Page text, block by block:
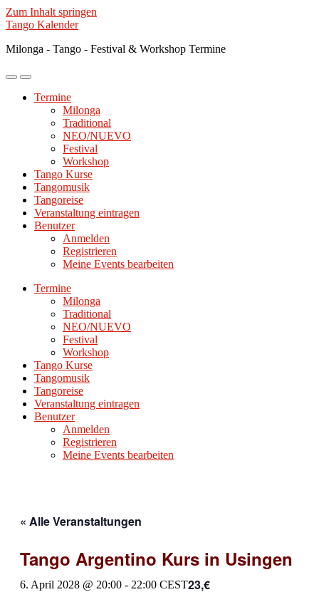
Zum Inhalt springen
Tango Kalender
Milonga - Tango - Festival & Workshop Termine
Mobile-
ein-/ausblenden
Suchfeld
ein-/ausblenden
Termine
Milonga
Traditional
NEO/NUEVO
Festival
Workshop
Tango Kurse
Tangomusik
Tangoreise
Veranstaltung eintragen
Benutzer
Anmelden
Registrieren
Meine Events bearbeiten
Termine
Milonga
Traditional
NEO/NUEVO
Festival
Workshop
Tango Kurse
Tangomusik
Tangoreise
Veranstaltung eintragen
Benutzer
Anmelden
Registrieren
Meine Events bearbeiten
« Alle Veranstaltungen
Tango Argentino Kurs in Usingen
6. April 2028 @ 20:00 - 22:00 CEST23,€